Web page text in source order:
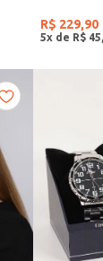
R$ 229,90
5x de R$ 45